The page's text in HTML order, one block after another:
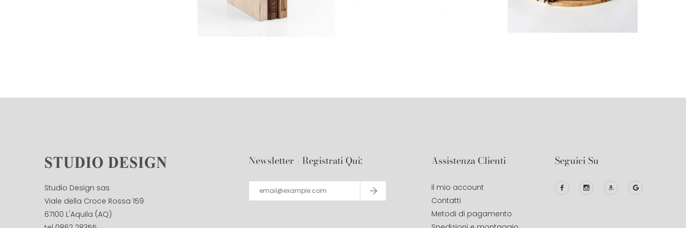
Studio Design sas
Viale della Croce Rossa 159
67100 L'Aquila (AQ)
Newsletter - Registrati Qui: Assistenza Clienti
Il mio account
Contatti
Metodi di pagamento
Seguici Su